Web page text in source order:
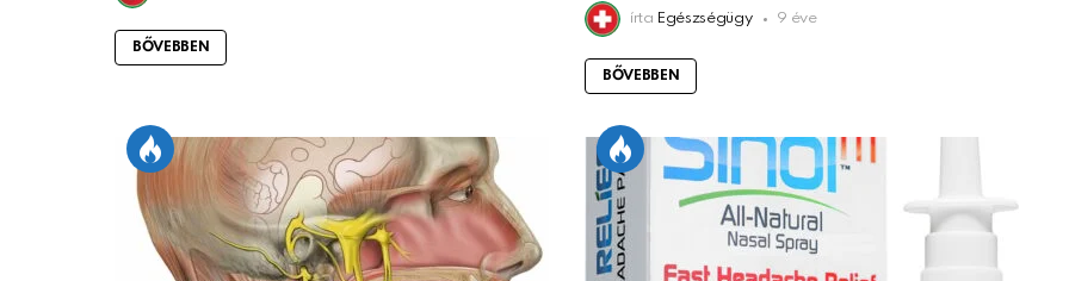
BŐVEBBEN
írta Egészségügy 9 éve
BŐVEBBEN